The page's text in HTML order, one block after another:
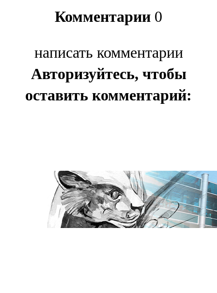
Комментарии 0
написать комментарии
Авторизуйтесь, чтобы
оставить комментарий: